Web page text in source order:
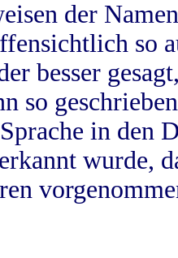
der
so
besser
so
in
wurde,